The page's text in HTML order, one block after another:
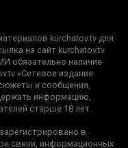
kurchatov.tv для
на сайт kurchatov.tv
обязательно наличие
«Сетевое издание
и сообщения,
информацию,
старше 18 лет.
в
связи, информационных